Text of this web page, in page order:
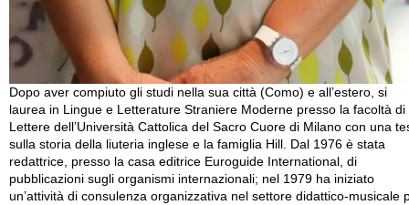
Dopo aver compiuto gli studi nella sua città (Como) e all’estero, si
laurea in Lingue e Letterature Straniere Moderne presso la facoltà di
Lettere dell’Università Cattolica del Sacro Cuore di Milano con una
sulla storia della liuteria inglese e la famiglia Hill. Dal 1976 è stata
redattrice, presso la casa editrice Euroguide International, di
pubblicazioni sugli organismi internazionali; nel 1979 ha iniziato
un’attività di consulenza organizzativa nel settore didattico-musicale